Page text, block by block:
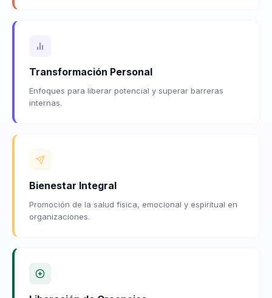
Transformación Personal
Enfoques para liberar potencial y superar barreras
internas.
Bienestar Integral
Promoción de la salud física, emocional y espiritual en
organizaciones.